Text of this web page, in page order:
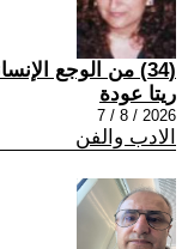
(34) من الوجع الإنساني إلى الجمال المقاوم
ريتا عودة
2026 / 8 / 7
الادب والفن